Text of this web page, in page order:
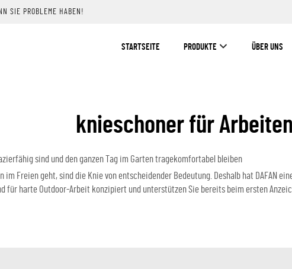
SIE PROBLEME HABEN!
STARTSEITE PRODUKTE ÜBER UNS
knieschoner für
sind und den ganzen Tag im Garten tragekomfortabel bleiben
im Freien geht, sind die Knie von entscheidender Bedeutung. Deshalb hat DAFAN
für harte Outdoor-Arbeit konzipiert und unterstützen Sie bereits beim ersten